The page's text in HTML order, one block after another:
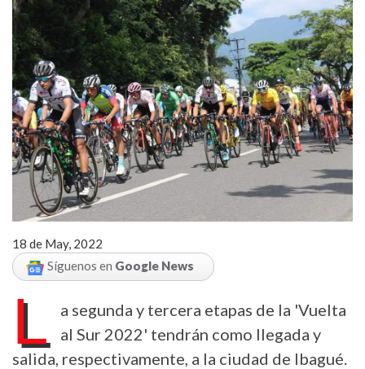
18 de May, 2022
Síguenos en Google News
L
a segunda y tercera etapas de la 'Vuelta
al Sur 2022' tendrán como llegada y
salida, respectivamente, a la ciudad de Ibagué.